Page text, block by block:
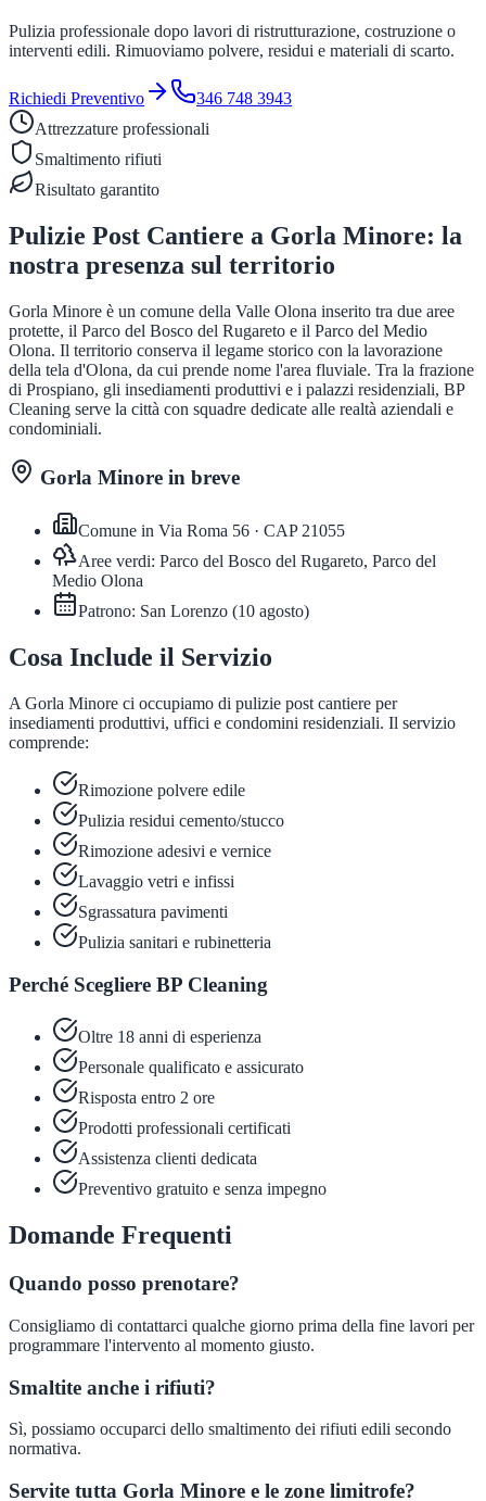
Pulizia professionale dopo lavori di ristrutturazione, costruzione o
interventi edili. Rimuoviamo polvere, residui e materiali di scarto.
Richiedi Preventivo
346 748 3943
Attrezzature professionali
Smaltimento rifiuti
Risultato garantito
Pulizie Post Cantiere a Gorla Minore: la
nostra presenza sul territorio
Gorla Minore è un comune della Valle Olona inserito tra due aree
protette, il Parco del Bosco del Rugareto e il Parco del Medio
Olona. Il territorio conserva il legame storico con la lavorazione
della tela d'Olona, da cui prende nome l'area fluviale. Tra la frazione
di Prospiano, gli insediamenti produttivi e i palazzi residenziali, BP
Cleaning serve la città con squadre dedicate alle realtà aziendali e
condominiali.
Gorla Minore in breve
Comune in Via Roma 56 · CAP 21055
Aree verdi: Parco del Bosco del Rugareto, Parco del
Medio Olona
Patrono: San Lorenzo (10 agosto)
Cosa Include il Servizio
A Gorla Minore ci occupiamo di pulizie post cantiere per
insediamenti produttivi, uffici e condomini residenziali. Il servizio
comprende:
Rimozione polvere edile
Pulizia residui cemento/stucco
Rimozione adesivi e vernice
Lavaggio vetri e infissi
Sgrassatura pavimenti
Pulizia sanitari e rubinetteria
Perché Scegliere BP Cleaning
Oltre 18 anni di esperienza
Personale qualificato e assicurato
Risposta entro 2 ore
Prodotti professionali certificati
Assistenza clienti dedicata
Preventivo gratuito e senza impegno
Domande Frequenti
Quando posso prenotare?
Consigliamo di contattarci qualche giorno prima della fine lavori per
programmare l'intervento al momento giusto.
Smaltite anche i rifiuti?
Sì, possiamo occuparci dello smaltimento dei rifiuti edili secondo
normativa.
Servite tutta Gorla Minore e le zone limitrofe?